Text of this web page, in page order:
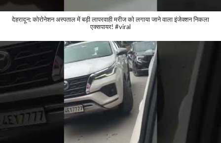
देहरादून: कोरोनेशन अस्पताल में बड़ी लापरवाही मरीज को लगाया जाने वाला इंजेक्शन निकला
एक्सपायर! #viral